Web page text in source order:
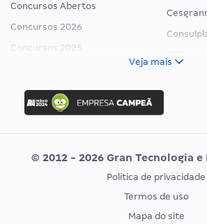
Concursos Abertos
Concursos 2026
Concursos 2025
Concurso Ibama
Concurso MPU
Editais publicados
Vunesp
CONCURSOS POR PROFISSÃO
EXAME
Veja mais
© 2012 - 2026 Gran Tecnologia e
Política de privacidade
Termos de uso
Mapa do site